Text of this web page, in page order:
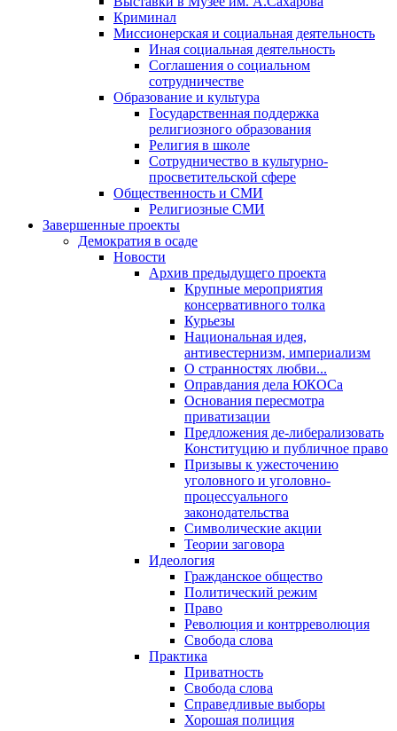
Криминал
Миссионерская и социальная деятельность
Иная социальная деятельность
Соглашения о социальном
сотрудничестве
Образование и культура
Государственная поддержка
религиозного образования
Религия в школе
Сотрудничество в культурно-
просветительской сфере
Общественность и СМИ
Религиозные СМИ
Завершенные проекты
Демократия в осаде
Новости
Архив предыдущего проекта
Крупные мероприятия
консервативного толка
Курьезы
Национальная идея,
антивестернизм, империализм
О странностях любви...
Оправдания дела ЮКОСа
Основания пересмотра
приватизации
Предложения де-либерализовать
Конституцию и публичное право
Призывы к ужесточению
уголовного и уголовно-
процессуального
законодательства
Символические акции
Теории заговора
Идеология
Гражданское общество
Политический режим
Право
Революция и контрреволюция
Свобода слова
Практика
Приватность
Свобода слова
Справедливые выборы
Хорошая полиция